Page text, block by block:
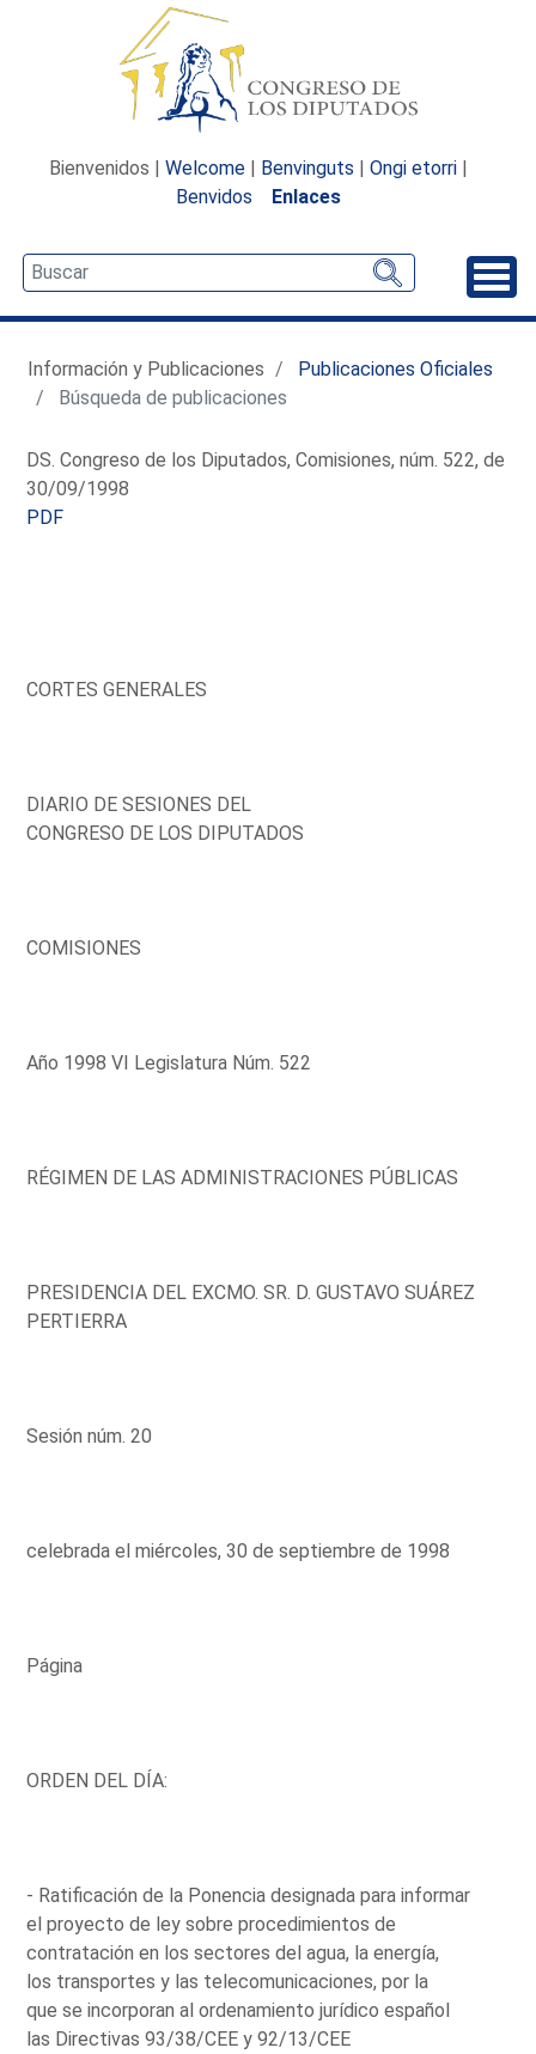
Bienvenidos | Welcome | Benvinguts | Ongi etorri |
Benvidos
Enlaces
Información y Publicaciones
Publicaciones Oficiales
Búsqueda de publicaciones
DS. Congreso de los Diputados, Comisiones, núm. 522, de
30/09/1998
PDF
CORTES GENERALES
DIARIO DE SESIONES DEL
CONGRESO DE LOS DIPUTADOS
COMISIONES
Año 1998 VI Legislatura Núm. 522
RÉGIMEN DE LAS ADMINISTRACIONES PÚBLICAS
PRESIDENCIA DEL EXCMO. SR. D. GUSTAVO SUÁREZ
PERTIERRA
Sesión núm. 20
celebrada el miércoles, 30 de septiembre de 1998
Página
ORDEN DEL DÍA:
- Ratificación de la Ponencia designada para informar
el proyecto de ley sobre procedimientos de
contratación en los sectores del agua, la energía,
los transportes y las telecomunicaciones, por la
que se incorporan al ordenamiento jurídico español
las Directivas 93/38/CEE y 92/13/CEE